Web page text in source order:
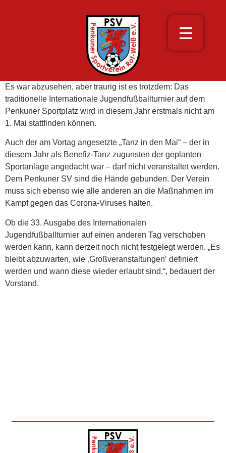
Es war abzusehen, aber traurig ist es trotzdem: Das
traditionelle Internationale Jugendfußballturnier auf dem
Penkuner Sportplatz wird in diesem Jahr erstmals nicht am
1. Mai stattfinden können.
Auch der am Vortag angesetzte „Tanz in den Mai“ – der in
diesem Jahr als Benefiz-Tanz zugunsten der geplanten
Sportanlage angedacht war – darf nicht veranstaltet werden.
Dem Penkuner SV sind die Hände gebunden. Der Verein
muss sich ebenso wie alle anderen an die Maßnahmen im
Kampf gegen das Corona-Viruses halten.
Ob die 33. Ausgabe des Internationalen
Jugendfußballturnier auf einen anderen Tag verschoben
werden kann, kann derzeit noch nicht festgelegt werden. „Es
bleibt abzuwarten, wie ‚Großveranstaltungen‘ definiert
werden und wann diese wieder erlaubt sind.“, bedauert der
Vorstand.